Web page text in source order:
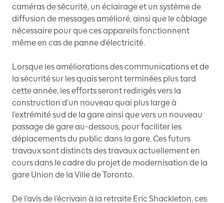
caméras de sécurité, un éclairage et un système de
diffusion de messages amélioré, ainsi que le câblage
nécessaire pour que ces appareils fonctionnent
même en cas de panne d’électricité.
Lorsque les améliorations des communications et de
la sécurité sur les quais seront terminées plus tard
cette année, les efforts seront redirigés vers la
construction d’un nouveau quai plus large à
l’extrémité sud de la gare ainsi que vers un nouveau
passage de gare au-dessous, pour faciliter les
déplacements du public dans la gare. Ces futurs
travaux sont distincts des travaux actuellement en
cours dans le cadre du projet de modernisation de la
gare Union de la Ville de Toronto.
De l’avis de l’écrivain à la retraite Eric Shackleton, ces